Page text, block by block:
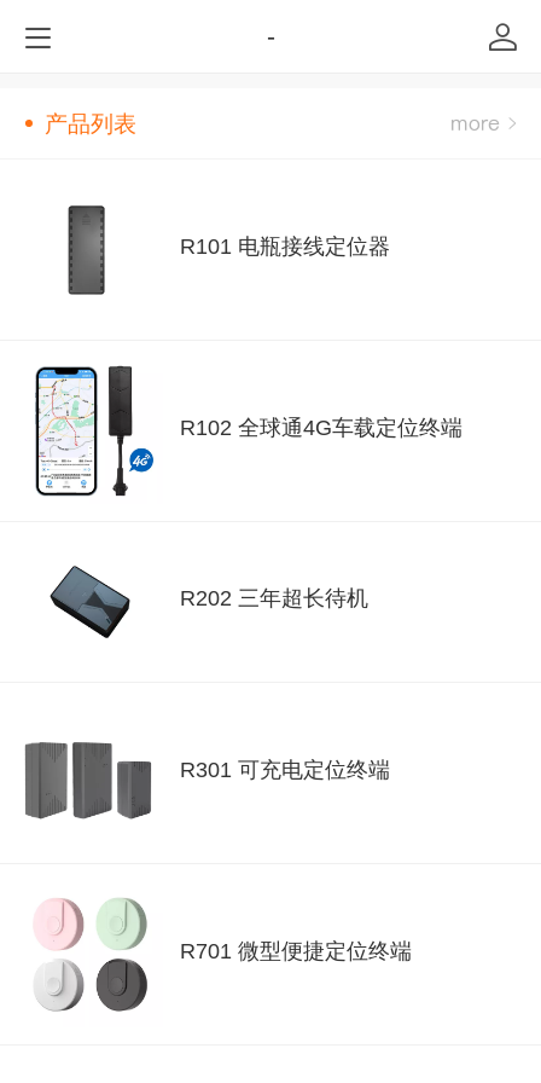
-
产品列表
R101 电瓶接线定位器
R102 全球通4G车载定位终端
R202 三年超长待机
R301 可充电定位终端
R701 微型便捷定位终端